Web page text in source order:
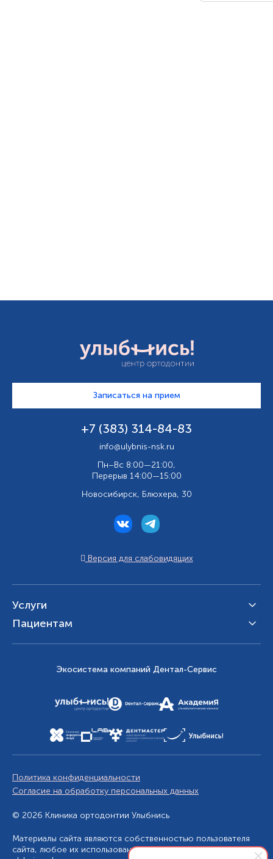
Записаться на прием
+7 (383) 314-84-83
info@ulybnis-nsk.ru
Пн–Вс 8:00—21:00,
Перерыв 14:00—15:00
Новосибирск, Блюхера, 30
Версия для слабовидящих
Услуги
Пациентам
Экосистема компаний Дентал-Сервис
Политика конфиденциальности
Согласие на обработку персональных данных
© 2026 Клиника ортодонтии Улыбнись
Материалы сайта являются собственностью пользователя
сайта, любое их использование без указания источника